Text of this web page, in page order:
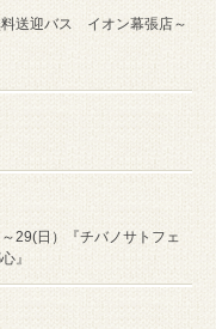
料送迎バス イオン幕張店～
29(日）『チバノサトフェ
』